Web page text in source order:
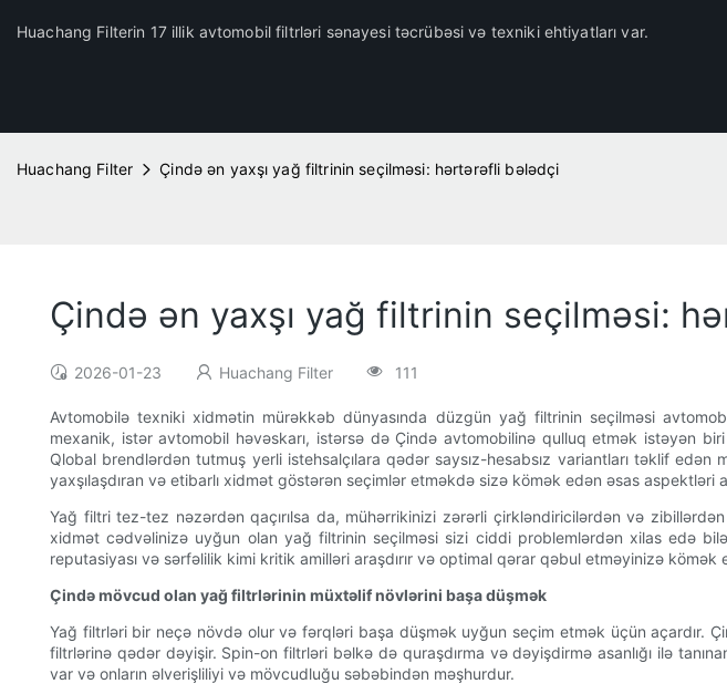
Huachang Filterin 17 illik avtomobil filtrləri sənayesi təcrübəsi və texniki ehtiyatları var.
Huachang Filter Çində ən yaxşı yağ filtrinin seçilməsi: hərtərəfli bələdçi
Çində ən yaxşı yağ filtrinin seçilməsi:
2026-01-23 Huachang Filter 111
Avtomobilə texniki xidmətin mürəkkəb dünyasında düzgün yağ filtrinin seçilməsi
mexanik, istər avtomobil həvəskarı, istərsə də Çində avtomobilinə qulluq etmək istəyən
Qlobal brendlərdən tutmuş yerli istehsalçılara qədər saysız-hesabsız variantları təklif
yaxşılaşdıran və etibarlı xidmət göstərən seçimlər etməkdə sizə kömək edən əsas aspektləri
Yağ filtri tez-tez nəzərdən qaçırılsa da, mühərrikinizi zərərli çirkləndiricilərdən və
xidmət cədvəlinizə uyğun olan yağ filtrinin seçilməsi sizi ciddi problemlərdən xilas edə
reputasiyası və sərfəlilik kimi kritik amilləri araşdırır və optimal qərar qəbul etməyinizə
Çində mövcud olan yağ filtrlərinin müxtəlif növlərini başa düşmək
Yağ filtrləri bir neçə növdə olur və fərqləri başa düşmək uyğun seçim etmək üçün açardır.
filtrlərinə qədər dəyişir. Spin-on filtrləri bəlkə də quraşdırma və dəyişdirmə asanlığı ilə
var və onların əlverişliliyi və mövcudluğu səbəbindən məşhurdur.